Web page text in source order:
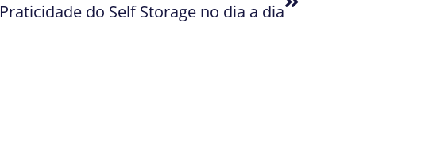
Praticidade do Self Storage no dia a dia